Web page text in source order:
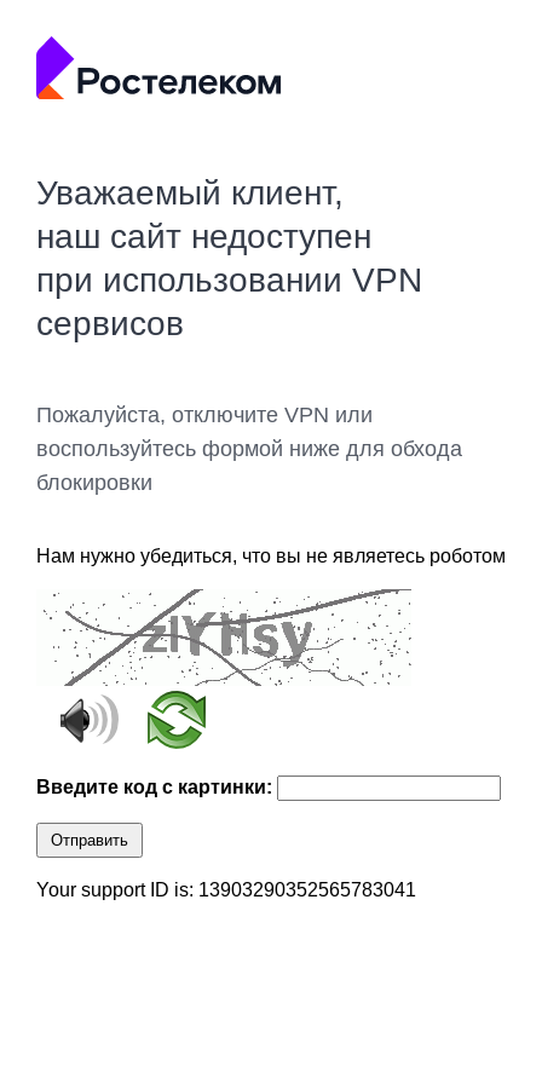
Уважаемый клиент,
наш сайт недоступен
при использовании VPN
сервисов
Пожалуйста, отключите VPN или
воспользуйтесь формой ниже для обхода
блокировки
Нам нужно убедиться, что вы не являетесь роботом
Введите код с картинки:
Отправить
Your support ID is: 13903290352565783041